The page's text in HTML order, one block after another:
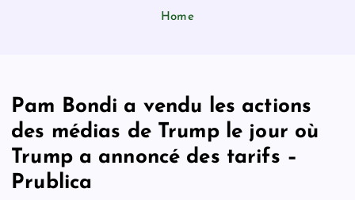
Home
Pam Bondi a vendu les actions
des médias de Trump le jour où
Trump a annoncé des tarifs –
Prublica